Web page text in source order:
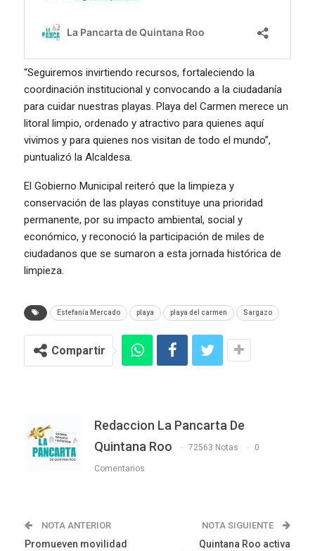
“Seguiremos invirtiendo recursos, fortaleciendo la
coordinación institucional y convocando a la ciudadanía
para cuidar nuestras playas. Playa del Carmen merece un
litoral limpio, ordenado y atractivo para quienes aquí
vivimos y para quienes nos visitan de todo el mundo”,
puntualizó la Alcaldesa.
El Gobierno Municipal reiteró que la limpieza y
conservación de las playas constituye una prioridad
permanente, por su impacto ambiental, social y
económico, y reconoció la participación de miles de
ciudadanos que se sumaron a esta jornada histórica de
limpieza.
Estefanía Mercado playa playa del carmen Sargazo
Compartir
Redaccion La Pancarta De
Quintana Roo
72563 Notas 0
Comentarios
NOTA ANTERIOR
Promueven movilidad
NOTA SIGUIENTE
Quintana Roo activa